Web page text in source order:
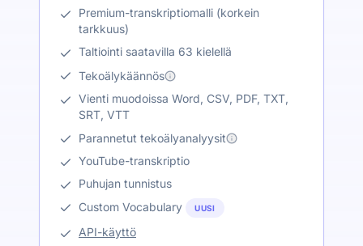
Premium-transkriptiomalli (korkein
tarkkuus)
Taltiointi saatavilla 63 kielellä
Tekoälykäännös
Vienti muodoissa Word, CSV, PDF, TXT,
SRT, VTT
Parannetut tekoälyanalyysit
YouTube-transkriptio
Puhujan tunnistus
Custom Vocabulary
UUSI
API-käyttö